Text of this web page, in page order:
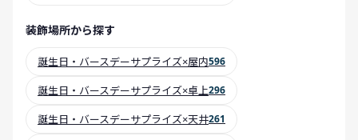
装飾場所から探す
誕生日・バースデーサプライズ×屋内596
誕生日・バースデーサプライズ×卓上296
誕生日・バースデーサプライズ×天井261